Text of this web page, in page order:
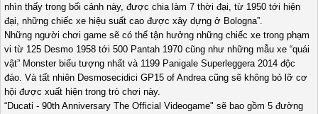
nhìn thấy trong bối cảnh này, được chia làm 7 thời đại, từ 1950 tới hiện
đại, những chiếc xe hiệu suất cao được xây dựng ở Bologna”.
Những người chơi game sẽ có thể tận hưởng những chiếc xe trong phạm
vi từ 125 Desmo 1958 tới 500 Pantah 1970 cũng như những mẫu xe “quái
vật” Monster biểu tượng nhất và 1199 Panigale Superleggera 2014 độc
đáo. Và tất nhiên Desmosecidici GP15 of Andrea cũng sẽ không bỏ lỡ cơ
hội được xuất hiện trong trò chơi này.
“Ducati - 90th Anniversary The Official Videogame" sẽ bao gồm 5 đường